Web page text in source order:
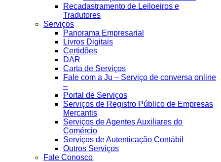
Recadastramento de Leiloeiros e
Tradutores
Serviços
Panorama Empresarial
Livros Digitais
Certidões
DAR
Carta de Serviços
Fale com a Ju – Serviço de conversa online
–
Portal de Serviços
Serviços de Registro Público de Empresas
Mercantis
Serviços de Agentes Auxiliares do
Comércio
Serviços de Autenticação Contábil
Outros Serviços
Fale Conosco